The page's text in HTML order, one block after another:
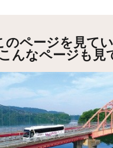
のページを見てい
こんなページも見
はこちら